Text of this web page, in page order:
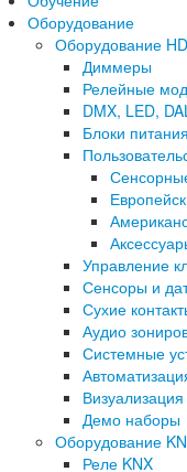
Оборудование
Оборудование
Диммеры
Релейные
DMX, LED,
Блоки питания
Управление
Сенсоры и
Сухие
Аудио
Системные
Демо наборы
Оборудование
Реле KNX